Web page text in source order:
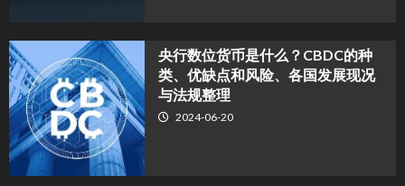
央行数位货币是什么？CBDC的种
类、优缺点和风险、各国发展现况
与法规整理
2024-06-20